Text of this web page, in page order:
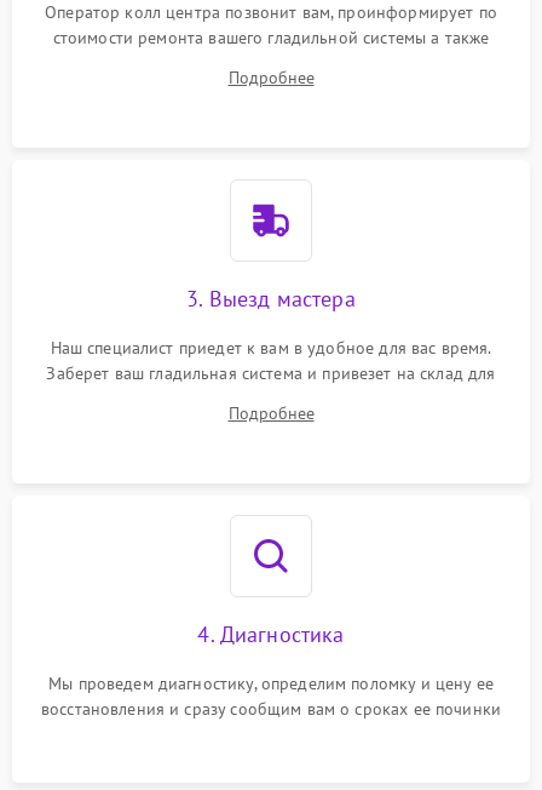
Оператор колл центра позвонит вам, проинформирует по
стоимости ремонта вашего гладильной системы а также
Подробнее
3. Выезд мастера
Наш специалист приедет к вам в удобное для вас время.
Заберет ваш гладильная система и привезет на склад для
Подробнее
4. Диагностика
Мы проведем диагностику, определим поломку и цену ее
восстановления и сразу сообщим вам о сроках ее починки